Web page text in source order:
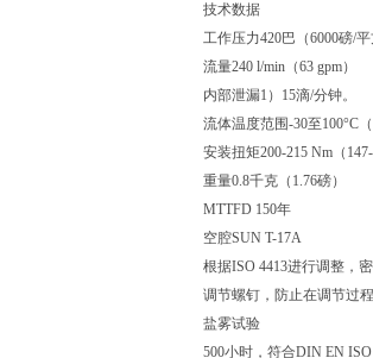
技术数据
工作压力420巴（6000磅/
流量240 l/min（63 gpm）
内部泄漏1）15滴/分钟。
流体温度范围-30至100°C
安装扭矩200-215 Nm（
重量0.8千克（1.76磅）
MTTFD 150年
空腔SUN T-17A
根据ISO 4413进行调整，
调节螺钉，防止在调节过
盐雾试验
500小时，符合DIN EN ISO